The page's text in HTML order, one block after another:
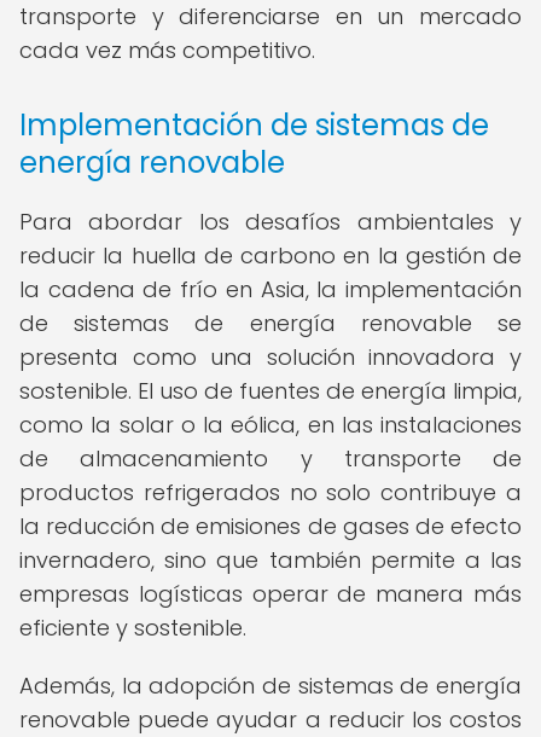
transporte y diferenciarse en un mercado
cada vez más competitivo.
Implementación de sistemas de
energía renovable
Para abordar los desafíos ambientales y
reducir la huella de carbono en la gestión de
la cadena de frío en Asia, la implementación
de sistemas de energía renovable se
presenta como una solución innovadora y
sostenible. El uso de fuentes de energía limpia,
como la solar o la eólica, en las instalaciones
de almacenamiento y transporte de
productos refrigerados no solo contribuye a
la reducción de emisiones de gases de efecto
invernadero, sino que también permite a las
empresas logísticas operar de manera más
eficiente y sostenible.
Además, la adopción de sistemas de energía
renovable puede ayudar a reducir los costos